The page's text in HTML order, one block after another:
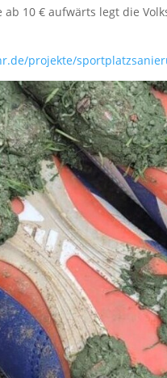
ab 10 € aufwärts legt die
projekte/